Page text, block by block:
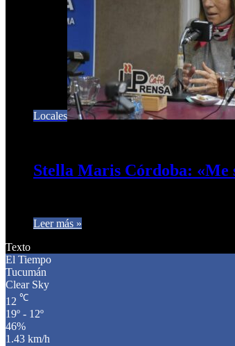
Locales
Stella Maris Córdoba: «Me
Leer más »
Texto
El Tiempo
Tucumán
Clear Sky
12 ℃
19º - 12º
46%
1.43 km/h